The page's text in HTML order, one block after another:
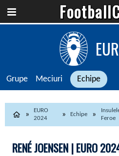
Grupe Meciuri Echipe
EURO
2024
Echipe
Feroe
RENÉ JOENSEN | EURO